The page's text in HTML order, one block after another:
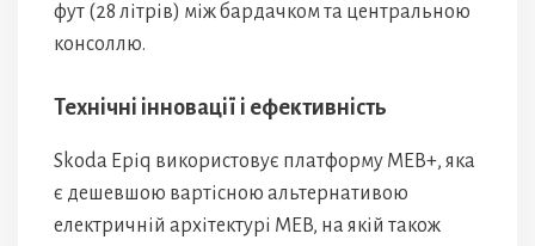
фут (28 літрів) між бардачком та центральною
консоллю.
Технічні інновації і ефективність
Skoda Epiq використовує платформу MEB+, яка
є дешевшою вартісною альтернативою
електричній архітектурі MEB, на якій також